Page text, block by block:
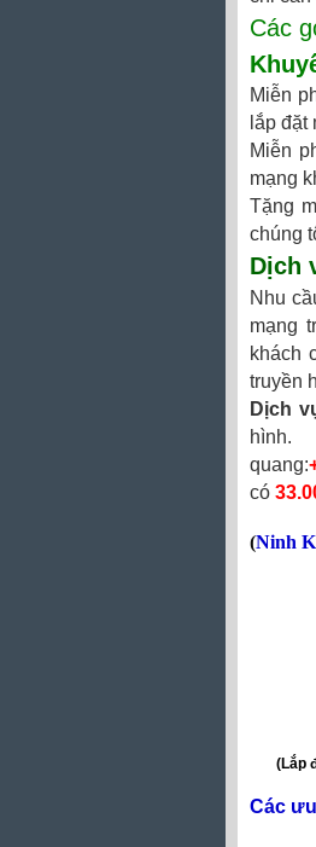
Các
Miễn
lắp đặt
Miễn
mạng
Tặng
chúng
Dịch
Nhu
mạng
khách
truyền
Dịch
quang:
có
(Ninh
(Lắp
Các